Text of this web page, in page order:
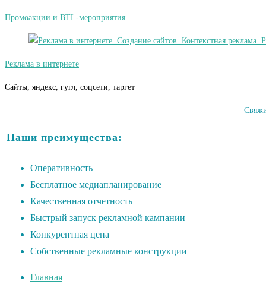
Промоакции и BTL-мероприятия
Реклама в интернете
Сайты, яндекс, гугл, соцсети, таргет
Наши преимущества:
Оперативность
Бесплатное медиапланирование
Качественная отчетность
Быстрый запуск рекламной кампании
Конкурентная цена
Собственные рекламные конструкции
Главная